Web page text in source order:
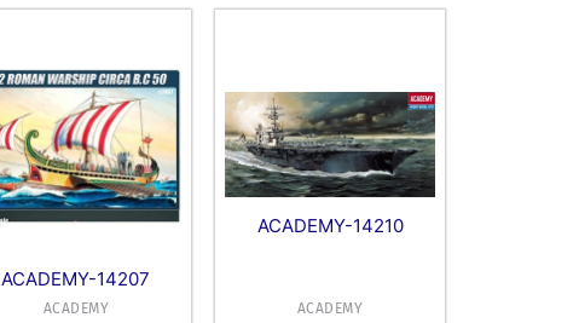
ACADEMY-14207
ACADEMY
ACADEMY-14210
ACADEMY